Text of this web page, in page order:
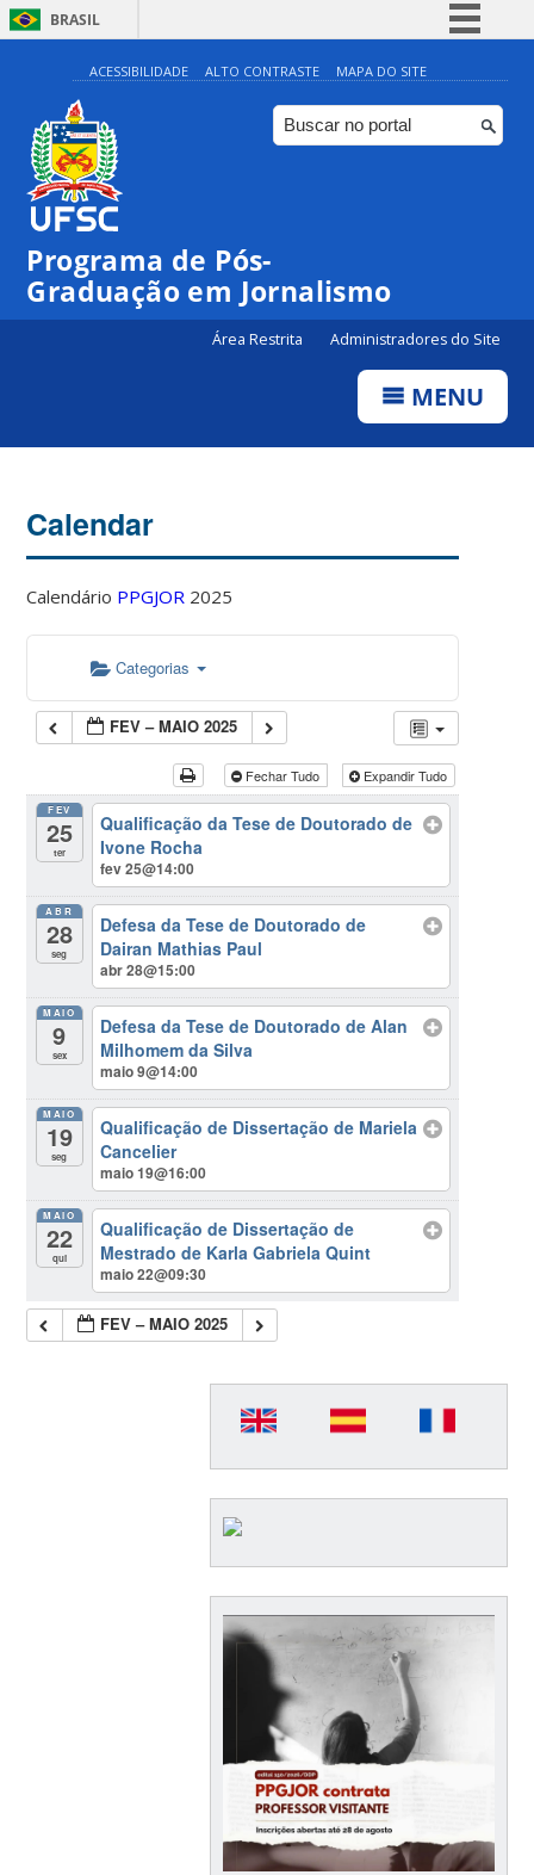
BRASIL
Simplifique!
Comunica BR
Participe
ACESSIBILIDADE ALTO CONTRASTE MAPA DO SITE
Programa de Pós-
Graduação em Jornalismo
Área Restrita Administradores do Site
MENU
Calendar
Calendário PPGJOR 2025
Categorias
FEV – MAIO 2025
Fechar Tudo Expandir Tudo
FEV
25
ter
Qualificação da Tese de Doutorado de
Ivone Rocha
fev 25@14:00
ABR
28
seg
Defesa da Tese de Doutorado de
Dairan Mathias Paul
abr 28@15:00
MAIO
9
sex
Defesa da Tese de Doutorado de Alan
Milhomem da Silva
maio 9@14:00
MAIO
19
seg
Qualificação de Dissertação de Mariela
Cancelier
maio 19@16:00
MAIO
22
qui
Qualificação de Dissertação de
Mestrado de Karla Gabriela Quint
maio 22@09:30
FEV – MAIO 2025